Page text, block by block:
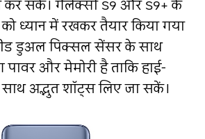
कर सकें। गैलेक्सी S9 और S9+ के
को ध्‍यान में रखकर तैयार किया गया
डुअल पिक्‍सल सेंसर के साथ
पावर और मेमोरी है ताकि हाई-
साथ अद्भुत शॉट्स लिए जा सकें।